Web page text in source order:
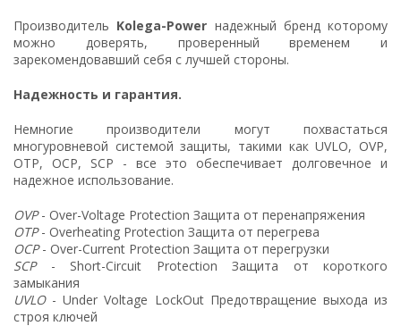
Производитель Kolega-Power надежный бренд которому
можно доверять, проверенный временем и
зарекомендовавший себя с лучшей стороны.
Надежность и гарантия.
Немногие производители могут похвастаться
многуровневой системой защиты, такими как UVLO, OVP,
OTP, OCP, SCP - все это обеспечивает долговечное и
надежное использование.
OVP- Over-Voltage Protection Защита от перенапряжения
OTP- Overheating Protection Защита от перегрева
OCP- Over-Current Protection Защита от перегрузки
SCP- Short-Circuit Protection Защита от короткого
замыкания
UVLO- Under Voltage LockOut Предотвращение выхода из
строя ключей